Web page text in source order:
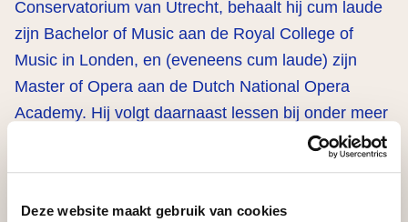
Deze website maakt gebruik van cookies
Conservatorium van Utrecht, behaalt hij cum laude
zijn Bachelor of Music aan de Royal College of
Music in Londen, en (eveneens cum laude) zijn
Master of Opera aan de Dutch National Opera
Academy. Hij volgt daarnaast lessen bij onder meer
Margreet Honig, Rosa Dominguez en Andrew